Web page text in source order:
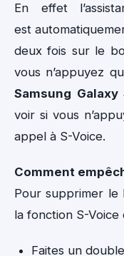
En effet
est
deux fois sur le
vous n’appuyez
Samsung Galaxy
voir si vous
appel à S-Voice.
Comment
Pour supprimer le
la fonction S-
Faites un